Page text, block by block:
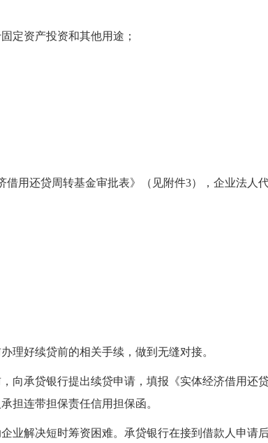
定资产投资和其他用途；
借用还贷周转基金审批表》（见附件3），企业法人
理好续贷前的相关手续，做到无缝对接。
向承贷银行提出续贷申请，填报《实体经济借用还
担连带担保责任信用担保函。
业解决短时筹资困难。承贷银行在接到借款人申请